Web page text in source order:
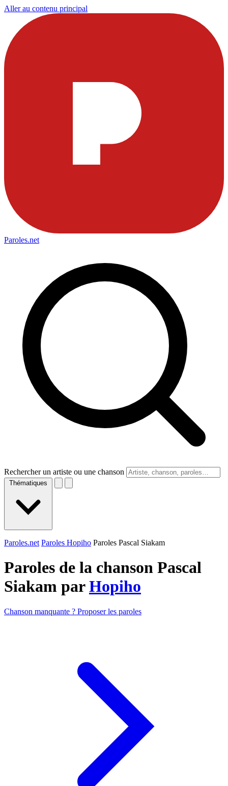
Aller au contenu principal
Paroles.net
Rechercher un artiste ou une chanson
Thématiques
Paroles.net Paroles Hopiho Paroles Pascal Siakam
Paroles de la chanson Pascal
Siakam parHopiho
Chanson manquante ? Proposer les paroles